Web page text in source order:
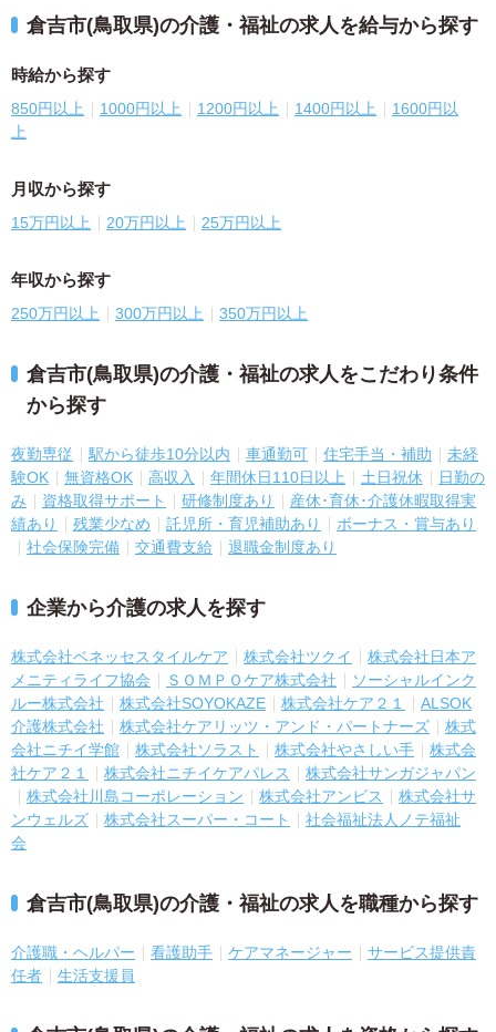
倉吉市(鳥取県)の介護・福祉の求人を給与から探す
時給から探す
850円以上 1000円以上 1200円以上 1400円以上
1600円以
上
月収から探す
15万円以上 20万円以上 25万円以上
年収から探す
250万円以上 300万円以上 350万円以上
倉吉市(鳥取県)の介護・福祉の求人をこだわり条件
から探す
夜勤専従 駅から徒歩10分以内 車通勤可 住宅手当・補助
未経
験OK
無資格OK 高収入 年間休日110日以上 土日祝休
日勤の
み
資格取得サポート 研修制度あり
産休･育休･介護休暇取得実
績あり
残業少なめ 託児所・育児補助あり
ボーナス・賞与あり
社会保険完備
交通費支給 退職金制度あり
企業から介護の求人を探す
株式会社ベネッセスタイルケア 株式会社ツクイ
株式会社日本ア
メニティライフ協会
ＳＯＭＰＯケア株式会社
ソーシャルインク
ルー株式会社
株式会社SOYOKAZE 株式会社ケア２１
ALSOK
介護株式会社
株式会社ケアリッツ・アンド・パートナーズ
株式
会社ニチイ学館
株式会社ソラスト 株式会社やさしい手
株式会
社ケア２１
株式会社ニチイケアパレス
株式会社サンガジャパン
株式会社川島コーポレーション
株式会社アンビス
株式会社サ
ンウェルズ
株式会社スーパー・コート
社会福祉法人ノテ福祉
会
倉吉市(鳥取県)の介護・福祉の求人を職種から探す
介護職・ヘルパー 看護助手 ケアマネージャー
サービス提供責
任者
生活支援員